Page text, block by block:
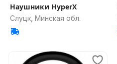
Наушники HyperX
Слуцк, Минская обл.